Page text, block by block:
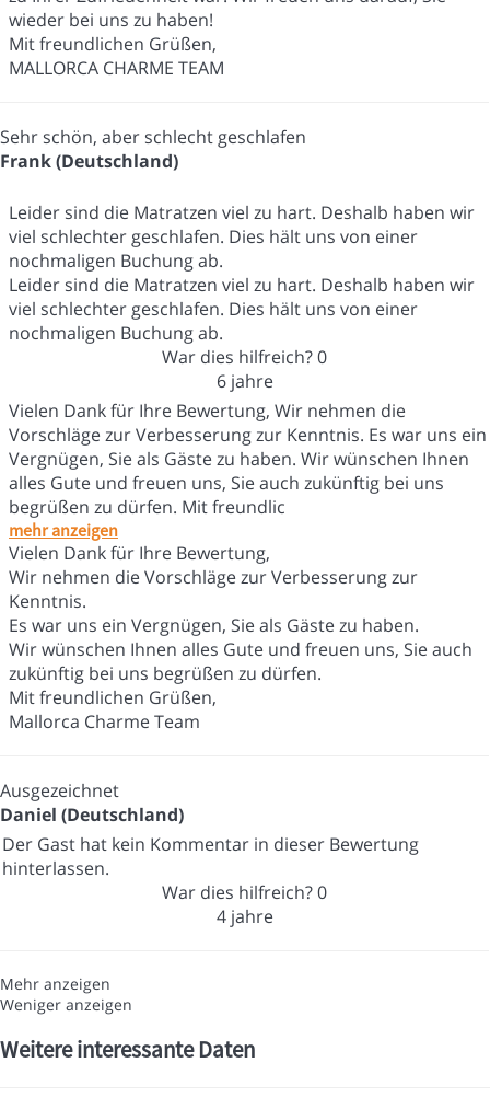
wieder bei uns zu haben!
Mit freundlichen Grüßen,
MALLORCA CHARME TEAM
Sehr schön, aber schlecht geschlafen
Frank (Deutschland)
Leider sind die Matratzen viel zu hart. Deshalb haben wir
viel schlechter geschlafen. Dies hält uns von einer
nochmaligen Buchung ab.
Leider sind die Matratzen viel zu hart. Deshalb haben wir
viel schlechter geschlafen. Dies hält uns von einer
nochmaligen Buchung ab.
War dies hilfreich?0
6 jahre
Vielen Dank für Ihre Bewertung, Wir nehmen die
Vorschläge zur Verbesserung zur Kenntnis. Es war uns ein
Vergnügen, Sie als Gäste zu haben. Wir wünschen Ihnen
alles Gute und freuen uns, Sie auch zukünftig bei uns
begrüßen zu dürfen. Mit freundlic
mehr anzeigen
Vielen Dank für Ihre Bewertung,
Wir nehmen die Vorschläge zur Verbesserung zur
Kenntnis.
Es war uns ein Vergnügen, Sie als Gäste zu haben.
Wir wünschen Ihnen alles Gute und freuen uns, Sie auch
zukünftig bei uns begrüßen zu dürfen.
Mit freundlichen Grüßen,
Mallorca Charme Team
Ausgezeichnet
Daniel (Deutschland)
Der Gast hat kein Kommentar in dieser Bewertung
hinterlassen.
War dies hilfreich?0
4 jahre
Mehr anzeigen
Weniger anzeigen
Weitere interessante Daten